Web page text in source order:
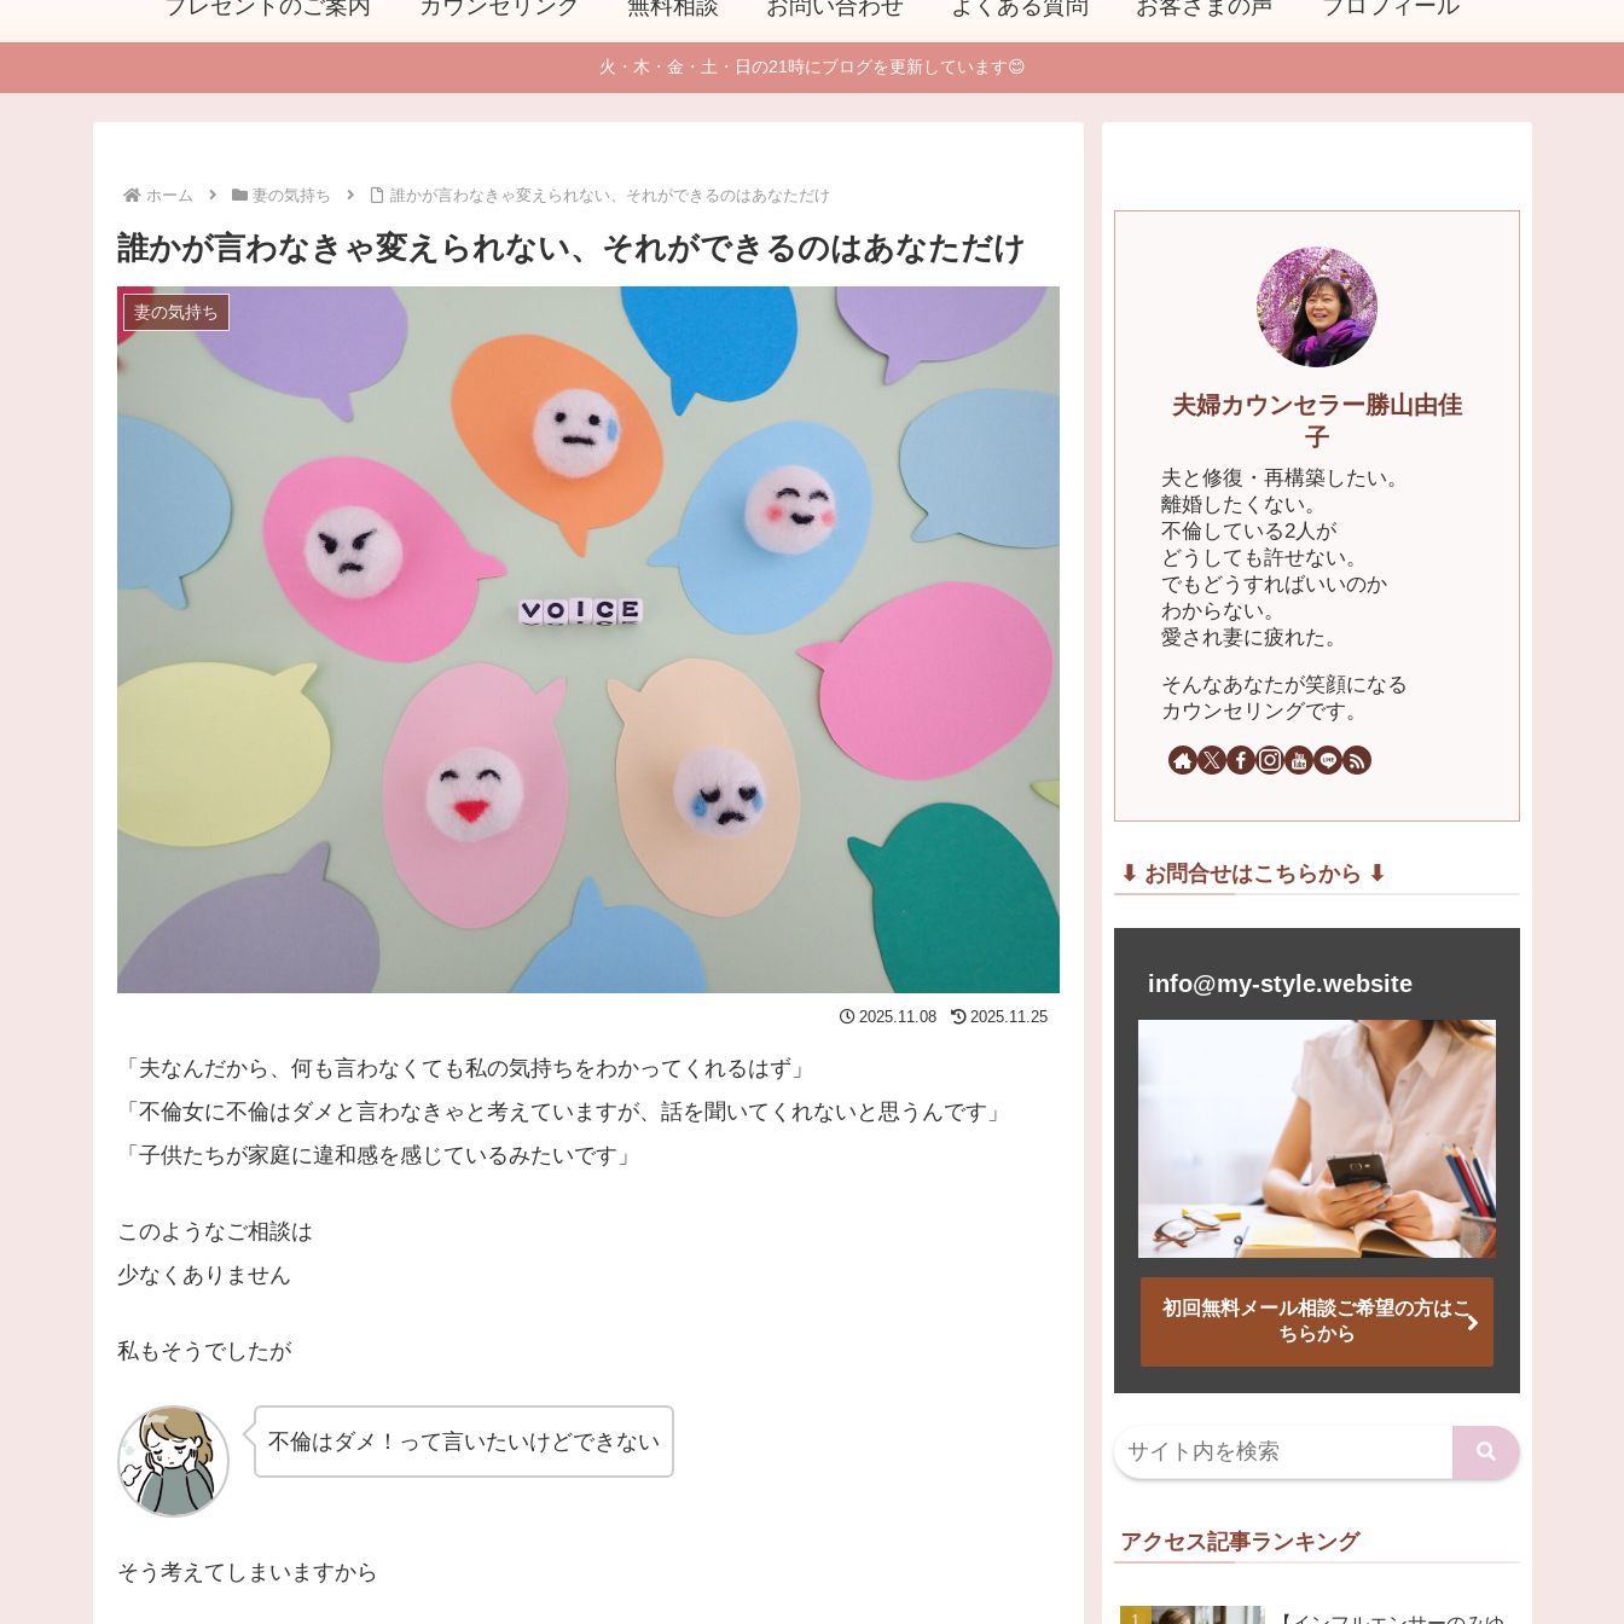
プレゼントのご案内 カウンセリング 無料相談 お問い合わせ よくある質問 お客さまの声 プロフィール
火・木・金・土・日の21時にブログを更新しています😊
ホーム 妻の気持ち 誰かが言わなきゃ変えられない、それができるのはあなただけ
誰かが言わなきゃ変えられない、それができるのはあなただけ
妻の気持ち
2025.11.08 2025.11.25
「夫なんだから、何も言わなくても私の気持ちをわかってくれるはず」
「不倫女に不倫はダメと言わなきゃと考えていますが、話を聞いてくれないと思うんです」
「子供たちが家庭に違和感を感じているみたいです」
このようなご相談は
少なくありません
私もそうでしたが
不倫はダメ！って言いたいけどできない
そう考えてしまいますから
夫婦カウンセラー勝山由佳
子
夫と修復・再構築したい。
離婚したくない。
不倫している2人が
どうしても許せない。
でもどうすればいいのか
わからない。
愛され妻に疲れた。
そんなあなたが笑顔になる
カウンセリングです。
⬇︎ お問合せはこちらから ⬇︎
info@my-style.website
初回無料メール相談ご希望の方はこ
ちらから
アクセス記事ランキング